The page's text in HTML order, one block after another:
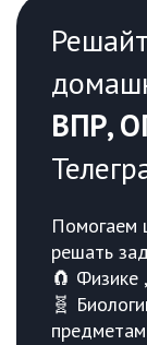
ВПР,
Помогаем
решать
🧲 Физике
🧬